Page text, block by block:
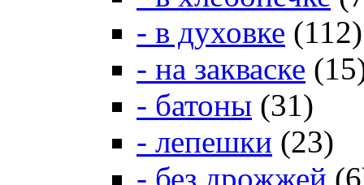
- в духовке (112)
- на закваске
- батоны (31)
- лепешки (23)